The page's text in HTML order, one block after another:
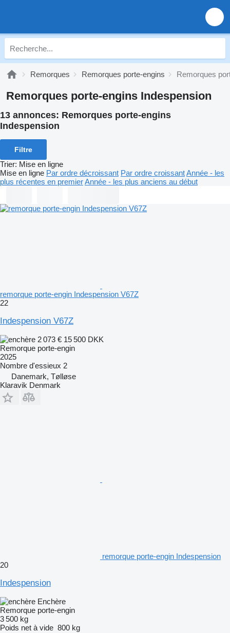
Remorques Remorques porte-engins Remorques
Remorques porte-engins Indespension
13 annonces: Remorques porte-engins
Indespension
Filtre
Trier: Mise en ligne
Mise en ligne Par ordre décroissant Par ordre croissantAnnée - les
plus récentes en premierAnnée - les plus anciens au début
remorque porte-engin Indespension V67Z
22
Indespension V67Z
2 073 € 15 500 DKK
Remorque porte-engin
2025
Nombre d'essieux 2
Danemark, Tølløse
Klaravik Denmark
remorque porte-engin Indespension
20
Indespension
Enchère
Remorque porte-engin
3 500 kg
Poids net à vide 800 kg